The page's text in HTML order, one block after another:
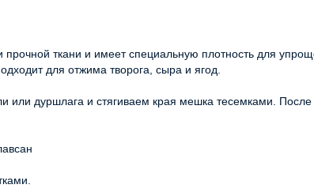
прочной ткани и имеет специальную плотность для
для отжима творога, сыра и ягод.
или дуршлага и стягиваем края мешка тесемками.